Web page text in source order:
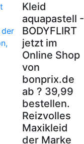
Kleid
aquapastell -
BODYFLIRT
jetzt im
Online Shop
von
bonprix.de
ab ? 39,99
bestellen.
Reizvolles
Maxikleid
der Marke